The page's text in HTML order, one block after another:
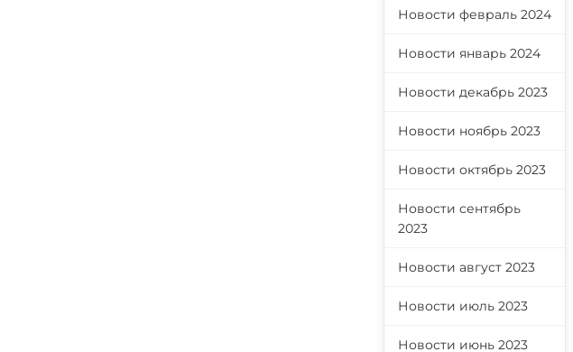
Новости февраль 2024
Новости январь 2024
Новости декабрь 2023
Новости ноябрь 2023
Новости октябрь 2023
Новости сентябрь
2023
Новости август 2023
Новости июль 2023
Новости июнь 2023